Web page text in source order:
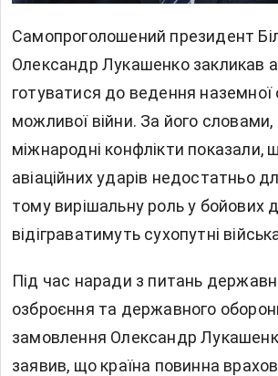
Самопроголошений президент
Олександр Лукашенко закликав
готуватися до ведення наземної
можливої війни. За його словами,
міжнародні конфлікти показали,
авіаційних ударів недостатньо
тому вирішальну роль у бойових
відіграватимуть сухопутні
Під час наради з питань
озброєння та державного
замовлення Олександр
заявив, що країна повинна